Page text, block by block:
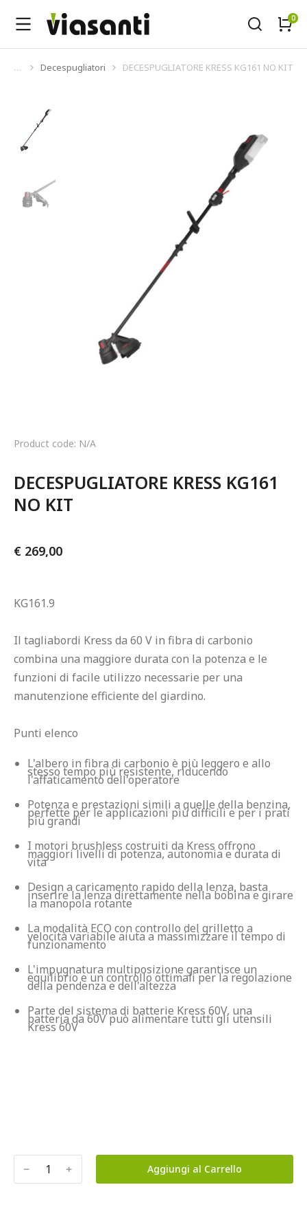
Tu sei qui:Decespugliatori DECESPUGLIATORE KRESS KG161 NO KIT
Product code: N/A
DECESPUGLIATORE KRESS KG161
NO KIT
€ 269,00
KG161.9
Il tagliabordi Kress da 60 V in fibra di carbonio
combina una maggiore durata con la potenza e le
funzioni di facile utilizzo necessarie per una
manutenzione efficiente del giardino.
L'albero in fibra di carbonio è più leggero e allo
stesso tempo più resistente, riducendo
l'affaticamento dell'operatore
Potenza e prestazioni simili a quelle della benzina,
perfette per le applicazioni più difficili e per i prati
più grandi
I motori brushless costruiti da Kress offrono
maggiori livelli di potenza, autonomia e durata di
vita
Design a caricamento rapido della lenza, basta
inserire la lenza direttamente nella bobina e girare
la manopola rotante
La modalità ECO con controllo del grilletto a
velocità variabile aiuta a massimizzare il tempo di
funzionamento
L'impugnatura multiposizione garantisce un
equilibrio e un controllo ottimali per la regolazione
della pendenza e dell'altezza
Parte del sistema di batterie Kress 60V, una
batteria da 60V può alimentare tutti gli utensili
Kress 60V
﹣ ﹢ Aggiungi al Carrello